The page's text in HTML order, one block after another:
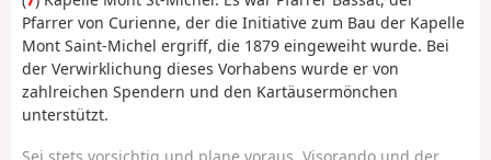
Pfarrer von Curienne, der die Initiative zum Bau der Kapelle
Mont Saint-Michel ergriff, die 1879 eingeweiht wurde. Bei
der Verwirklichung dieses Vorhabens wurde er von
zahlreichen Spendern und den Kartäusermönchen
unterstützt.